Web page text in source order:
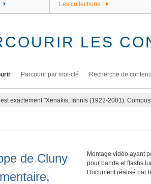
Les collections
LES
Parcourir par mot-clé Recherche de
exactement "Xenakis, Iannis (1922-2001).
de Cluny
Montage vidéo ayant
pour bande et flashs
Document réalisé par